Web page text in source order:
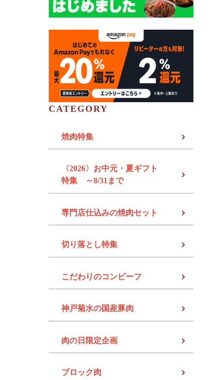
CATEGORY
焼肉特集
〈2026〉お中元・夏ギフト
特集 ～8/31まで
専門店仕込みの焼肉セット
切り落とし特集
こだわりのコンビーフ
神戸菊水の国産豚肉
肉の日限定企画
ブロック肉